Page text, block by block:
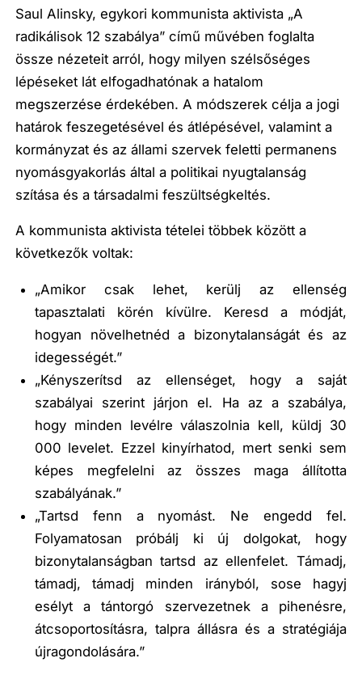
Saul Alinsky, egykori kommunista aktivista „A
radikálisok 12 szabálya” című művében foglalta
össze nézeteit arról, hogy milyen szélsőséges
lépéseket lát elfogadhatónak a hatalom
megszerzése érdekében. A módszerek célja a jogi
határok feszegetésével és átlépésével, valamint a
kormányzat és az állami szervek feletti permanens
nyomásgyakorlás által a politikai nyugtalanság
szítása és a társadalmi feszültségkeltés.
A kommunista aktivista tételei többek között a
következők voltak:
„Amikor csak lehet, kerülj az ellenség
tapasztalati körén kívülre. Keresd a módját,
hogyan növelhetnéd a bizonytalanságát és az
idegességét.”
„Kényszerítsd az ellenséget, hogy a saját
szabályai szerint járjon el. Ha az a szabálya,
hogy minden levélre válaszolnia kell, küldj 30
000 levelet. Ezzel kinyírhatod, mert senki sem
képes megfelelni az összes maga állította
szabályának.”
„Tartsd fenn a nyomást. Ne engedd fel.
Folyamatosan próbálj ki új dolgokat, hogy
bizonytalanságban tartsd az ellenfelet. Támadj,
támadj, támadj minden irányból, sose hagyj
esélyt a tántorgó szervezetnek a pihenésre,
átcsoportosításra, talpra állásra és a stratégiája
újragondolására.”